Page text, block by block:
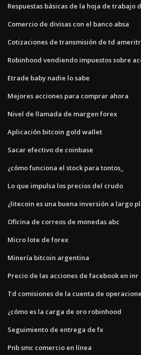
Respuestas básicas de la hoja de trabajo
Comercio de divisas con el banco absa
Cotizaciones de transmisión de td
Robinhood vendiendo impuestos sobre
Etrade baby nadie lo sabe
Mejores acciones para comprar ahora
Nivel de llamada de margen forex
Aplicación bitcoin gold wallet
Sacar efectivo de coinbase
¿cómo funciona el stock para tontos_
Lo que impulsa los precios del crudo
¿litecoin es una buena inversión a largo
Oficina de correos de monedas abc
Micro lote de forex
Minería bitcoin argentina
Precio de las acciones de facebook en inr
Td comisiones de la cuenta de
¿cómo es la carga de oro robinhood
Seguimiento de entrega de fx
Pnb smc comercio en línea